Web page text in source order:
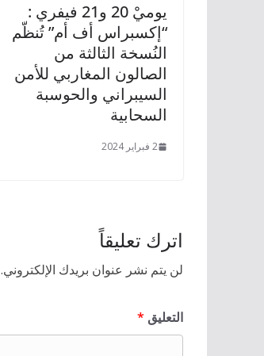
يوميْ 20 و21 فيفري :
“إكسبراس أف أم” تُنظّم
النُسخة الثالثة من
الصالون المغاربي للأمن
السيبراني والحوسبة
السحابية
2 فبراير 2024
اترك تعليقاً
لن يتم نشر عنوان بريدك الإلكتروني.
التعليق *